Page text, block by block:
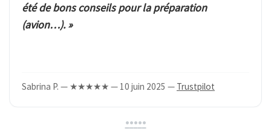
été de bons conseils pour la préparation
(avion…). »
Sabrina P. — ★★★★★ — 10 juin 2025 — Trustpilot
•••••